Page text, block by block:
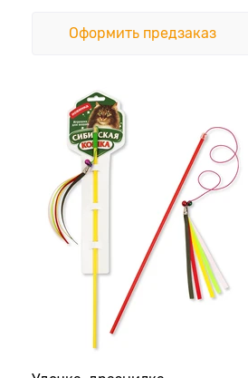
Оформить предзаказ